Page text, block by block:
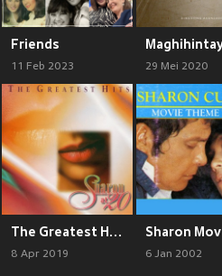
Friends
11 Feb 2023 29 Mei 2020
The Greatest Hits: Sharon at 20
8 Apr 2019 6 Jan 2002